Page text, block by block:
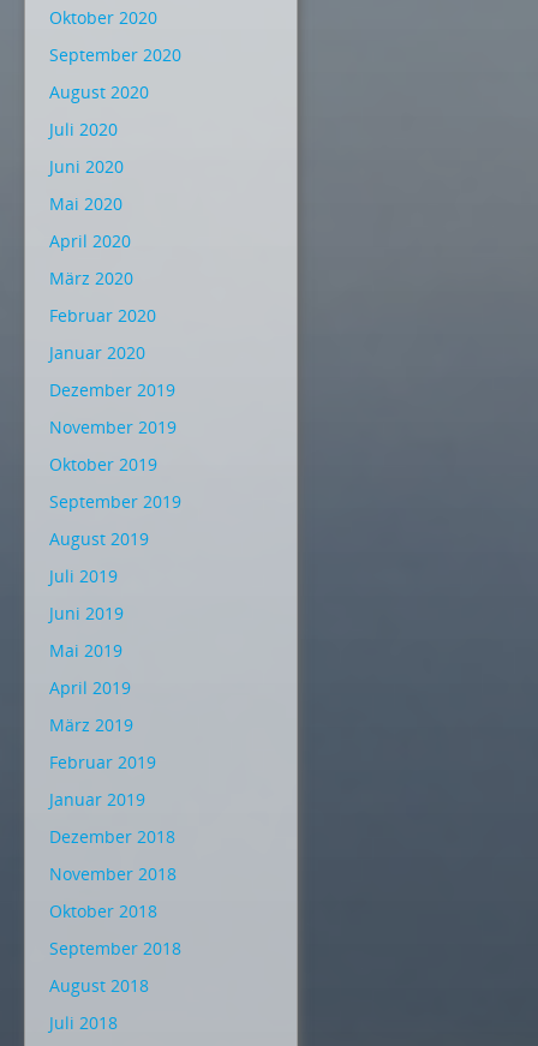
Oktober 2020
September 2020
August 2020
Juli 2020
Juni 2020
Mai 2020
April 2020
März 2020
Februar 2020
Januar 2020
Dezember 2019
November 2019
Oktober 2019
September 2019
August 2019
Juli 2019
Juni 2019
Mai 2019
April 2019
März 2019
Februar 2019
Januar 2019
Dezember 2018
November 2018
Oktober 2018
September 2018
August 2018
Juli 2018